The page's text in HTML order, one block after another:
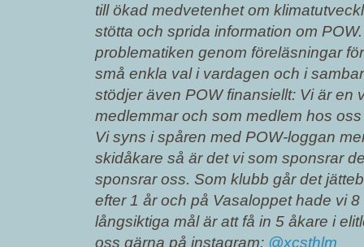
till ökad medvetenhet om
stötta och sprida information om
problematiken genom föreläsningar
små enkla val i vardagen och i
stödjer även POW finansiellt: Vi är en
medlemmar och som medlem hos
Vi syns i spåren med POW-loggan
skidåkare så är det vi som sponsrar
sponsrar oss. Som klubb går det
efter 1 år och på Vasaloppet hade vi
långsiktiga mål är att få in 5 åkare i
oss gärna på instagram: @xcsthlm